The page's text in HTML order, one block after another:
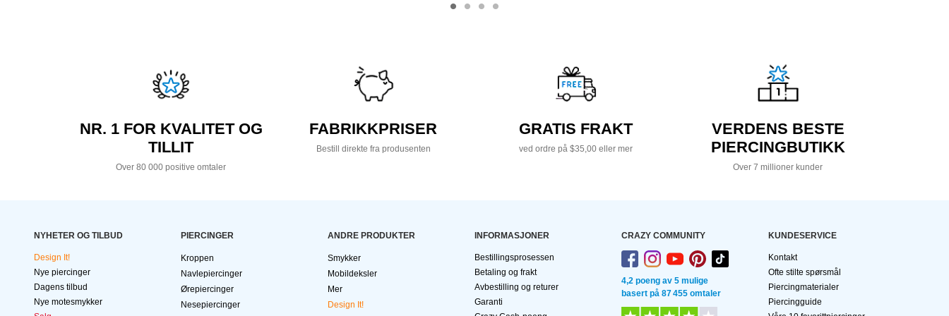
NR. 1 FOR KVALITET OG
TILLIT
Over 80 000 positive omtaler
FABRIKKPRISER
Bestill direkte fra produsenten
GRATIS FRAKT
ved ordre på $35,00 eller mer
VERDENS BESTE
PIERCINGBUTIKK
Over 7 millioner kunder
NYHETER OG TILBUD
Design It!
Nye piercinger
Dagens tilbud
Nye motesmykker
PIERCINGER
Kroppen
Navlepiercinger
Ørepiercinger
Nesepiercinger
ANDRE PRODUKTER
Smykker
Mobildeksler
Mer
Design It!
INFORMASJONER
Bestillingsprosessen
Betaling og frakt
Avbestilling og returer
Garanti
CRAZY COMMUNITY
4,2 poeng av 5 mulige
basert på 87 455 omtaler
KUNDESERVICE
Kontakt
Ofte stilte spørsmål
Piercingmaterialer
Piercingguide